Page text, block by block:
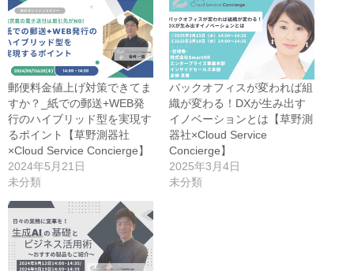
リ
ッ
ク
し
て
く
だ
さ
い
(新
し
い
ウ
ィ
ン
ド
ウ
で
開
き
ま
す)
郵便料金値上げ対策できてま
すか？_紙での郵送+WEB発
行のハイブリッド型を実現す
るポイント【草野測器社
×Cloud Service Concierge】
2024年5月21日
未分類
バックオフィスが変われば組
織が変わる！DXが生み出す
イノベーションとは【草野測
器社×Cloud Service
Concierge】
2025年3月4日
未分類